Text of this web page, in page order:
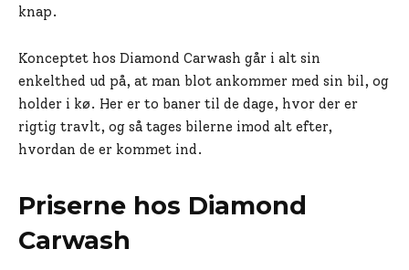
knap.
Konceptet hos Diamond Carwash går i alt sin
enkelthed ud på, at man blot ankommer med sin bil, og
holder i kø. Her er to baner til de dage, hvor der er
rigtig travlt, og så tages bilerne imod alt efter,
hvordan de er kommet ind.
Priserne hos Diamond
Carwash